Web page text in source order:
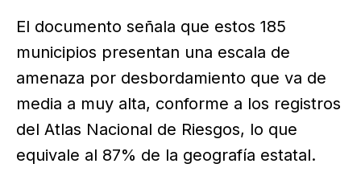
El documento señala que estos 185
municipios presentan una escala de
amenaza por desbordamiento que va de
media a muy alta, conforme a los registros
del Atlas Nacional de Riesgos, lo que
equivale al 87% de la geografía estatal.